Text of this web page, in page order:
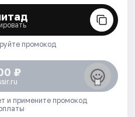
промокод
₽
и примените промокод